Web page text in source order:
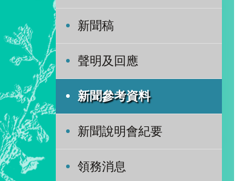
新聞稿
聲明及回應
新聞參考資料
新聞說明會紀要
領務消息